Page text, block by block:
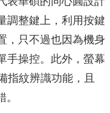
調整鍵上，利用按鍵
，只不過也因為機身
手操控。此外，螢幕
指紋辨識功能，且